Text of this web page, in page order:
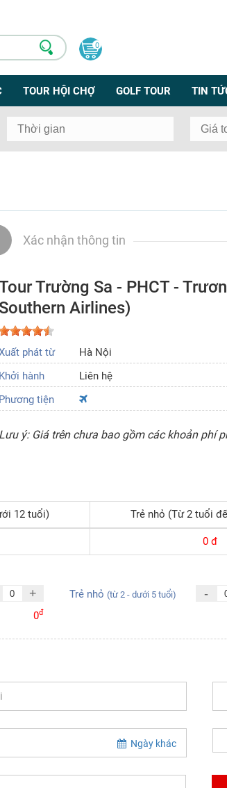
0
TOUR HỘI CHỢ GOLF TOUR TIN
Xác nhận thông tin
Trường Sa - PHCT -
Southern Airlines)
phát từ Hà Nội
Khởi hành
Liên hệ
Phương tiện
Lưu ý: Giá trên chưa bao gồm các khoản phí
12 tuổi) Trẻ nhỏ (Từ 2 tuổi
0đ
+
0đ
Trẻ nhỏ (từ 2 - dưới 5 tuổi) -
Ngày khác